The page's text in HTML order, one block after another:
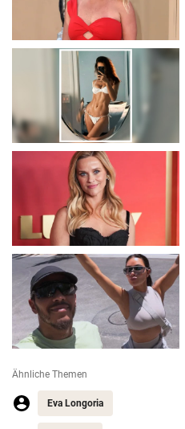
Ähnliche Themen
Eva Longoria